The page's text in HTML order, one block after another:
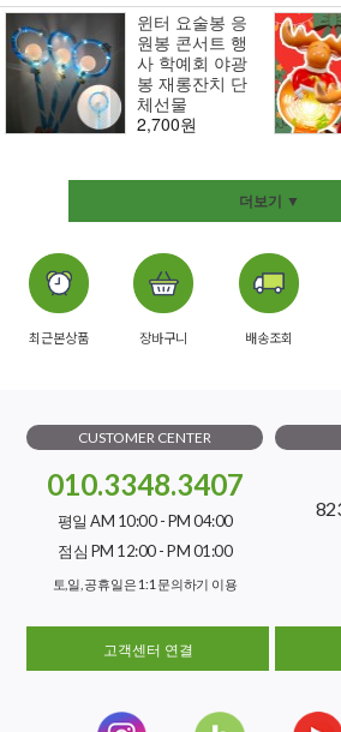
윈터 요술봉 응
원봉 콘서트 행
사 학예회 야광
봉 재롱잔치 단
체선물
2,700원
더보기 ▼
최근본상품 장바구니 배송조회
CUSTOMER CENTER
010.3348.3407
평일 AM 10:00 - PM 04:00
점심 PM 12:00 - PM 01:00
토,일, 공휴일은 1:1 문의하기 이용
고객센터 연결